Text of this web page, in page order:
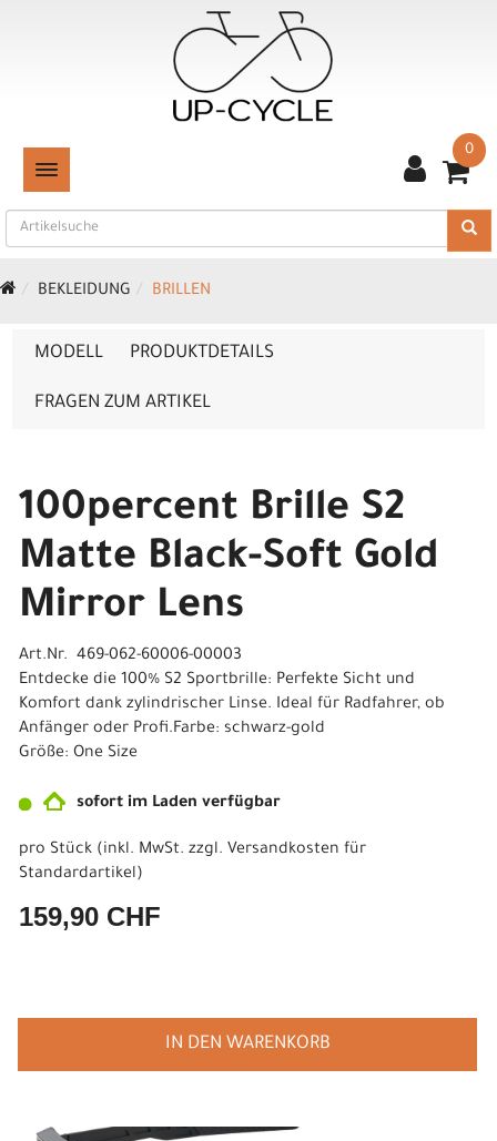
TOGGLE NAVIGATION
0
BEKLEIDUNG BRILLEN
MODELL PRODUKTDETAILS
FRAGEN ZUM ARTIKEL
100percent Brille S2
Matte Black-Soft Gold
Mirror Lens
Art.Nr. 469-062-60006-00003
Entdecke die 100% S2 Sportbrille: Perfekte Sicht und
Komfort dank zylindrischer Linse. Ideal für Radfahrer, ob
Anfänger oder Profi.Farbe: schwarz-gold
Größe: One Size
sofort im Laden verfügbar
pro Stück (inkl. MwSt. zzgl. Versandkosten für
Standardartikel)
159,90 CHF
IN DEN WARENKORB